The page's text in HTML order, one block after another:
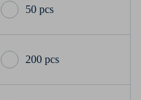
50 pcs
200 pcs